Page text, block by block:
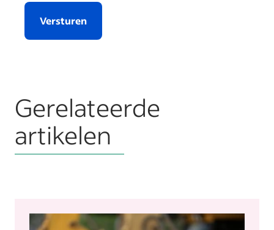
Versturen
Gerelateerde
artikelen